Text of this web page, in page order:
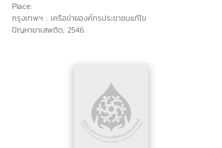
Place:
กรุงเทพฯ : เครือข่ายองค์กรประชาชนแก้ไข
ปัญหายาเสพติด, 2546.